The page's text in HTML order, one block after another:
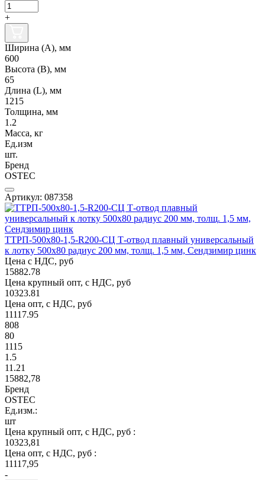
+
Ширина (А), мм
600
Высота (В), мм
65
Длина (L), мм
1215
Толщина, мм
1.2
Масса, кг
Ед.изм
шт.
Бренд
OSTEC
Артикул: 087358
ТТРП-500х80-1,5-R200-СЦ Т-отвод плавный универсальный
к лотку 500х80 радиус 200 мм, толщ. 1,5 мм, Сендзимир цинк
Цена с НДС, руб
15882.78
Цена крупный опт, с НДС, руб
10323.81
Цена опт, с НДС, руб
11117.95
808
80
1115
1.5
11.21
15882,78
Бренд
OSTEC
Ед.изм.:
шт
Цена крупный опт, с НДС, руб :
10323,81
Цена опт, с НДС, руб :
11117,95
-